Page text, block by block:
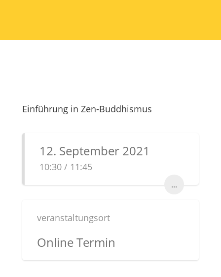
Einführung in Zen-Buddhismus
12. September 2021
10:30 / 11:45
...
veranstaltungsort
Online Termin